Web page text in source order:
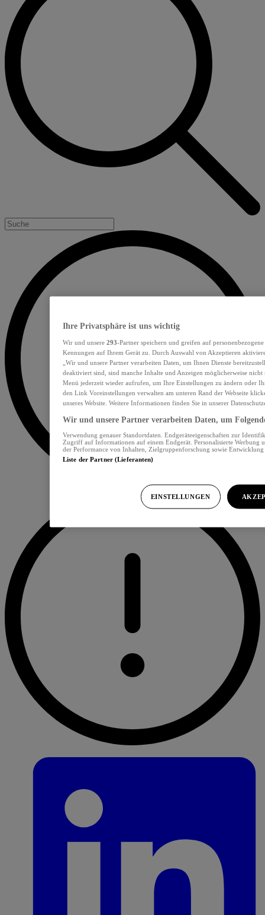
Ihre Privatsphäre ist uns wichtig
Wir und unsere 293-Partner speichern und greifen auf
Kennungen auf Ihrem Gerät zu. Durch Auswahl von Akzeptieren
„Wir und unsere Partner verarbeiten Daten, um Ihnen Dienste
deaktiviert sind, sind manche Inhalte und Anzeigen möglicherweise nicht
Menü jederzeit wieder aufrufen, um Ihre Einstellungen zu ändern oder
den Link Voreinstellungen verwalten am unteren Rand der Webseite
unseres Website. Weitere Informationen finden Sie in unserer
Wir und unsere Partner verarbeiten Daten, um
Verwendung genauer Standortdaten. Endgeräteeigenschaften zur
Zugriff auf Informationen auf einem Endgerät. Personalisierte Werbung
der Performance von Inhalten, Zielgruppenforschung sowie
Liste der Partner (Lieferanten)
EINSTELLUNGEN